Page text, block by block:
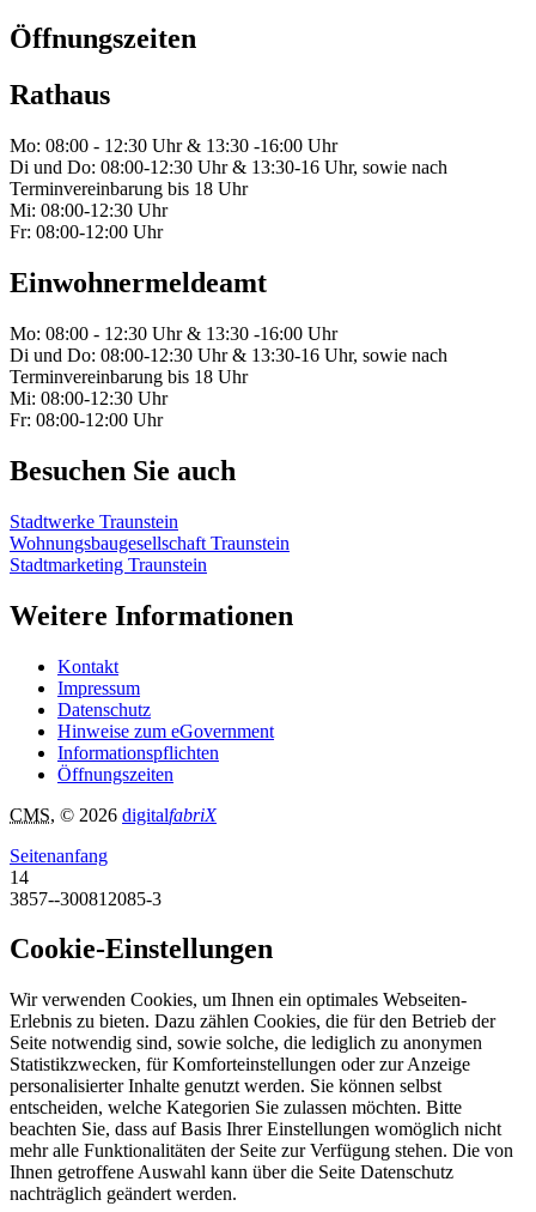
Öffnungszeiten
Rathaus
Mo: 08:00 - 12:30 Uhr & 13:30 -16:00 Uhr
Di und Do: 08:00-12:30 Uhr & 13:30-16 Uhr, sowie nach
Terminvereinbarung bis 18 Uhr
Mi: 08:00-12:30 Uhr
Fr: 08:00-12:00 Uhr
Einwohnermeldeamt
Mo: 08:00 - 12:30 Uhr & 13:30 -16:00 Uhr
Di und Do: 08:00-12:30 Uhr & 13:30-16 Uhr, sowie nach
Terminvereinbarung bis 18 Uhr
Mi: 08:00-12:30 Uhr
Fr: 08:00-12:00 Uhr
Besuchen Sie auch
Stadtwerke Traunstein
Wohnungsbaugesellschaft Traunstein
Stadtmarketing Traunstein
Weitere Informationen
Kontakt
Impressum
Datenschutz
Hinweise zum eGovernment
Informationspflichten
Öffnungszeiten
CMS, © 2026 digitalfabriX
Seitenanfang
14
3857--300812085-3
Cookie-Einstellungen
Wir verwenden Cookies, um Ihnen ein optimales Webseiten-
Erlebnis zu bieten. Dazu zählen Cookies, die für den Betrieb der
Seite notwendig sind, sowie solche, die lediglich zu anonymen
Statistikzwecken, für Komforteinstellungen oder zur Anzeige
personalisierter Inhalte genutzt werden. Sie können selbst
entscheiden, welche Kategorien Sie zulassen möchten. Bitte
beachten Sie, dass auf Basis Ihrer Einstellungen womöglich nicht
mehr alle Funktionalitäten der Seite zur Verfügung stehen. Die von
Ihnen getroffene Auswahl kann über die Seite Datenschutz
nachträglich geändert werden.